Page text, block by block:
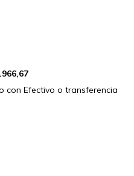
con Efectivo o transferencia